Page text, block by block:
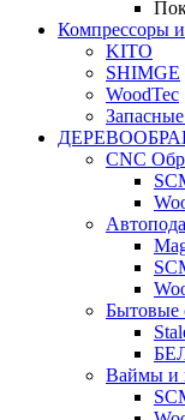
Компрессоры
KITO
SHIMGE
WoodTec
CNC
Бытовые
Ваймы и